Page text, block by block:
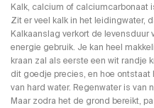
Kalk, calcium of calciumcarbonaat
Zit er veel kalk in het leidingwater,
Kalkaanslag verkort de levensduur
energie gebruik. Je kan heel
kraan zal als eerste een wit randje
dit goedje precies, en hoe
van hard water. Regenwater is van
Maar zodra het de grond bereikt,